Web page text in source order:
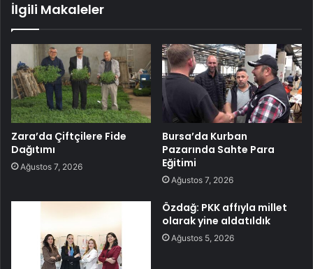
İlgili Makaleler
Zara’da Çiftçilere Fide
Dağıtımı
Ağustos 7, 2026
Bursa’da Kurban
Pazarında Sahte Para
Eğitimi
Ağustos 7, 2026
Özdağ: PKK affıyla millet
olarak yine aldatıldık
Ağustos 5, 2026